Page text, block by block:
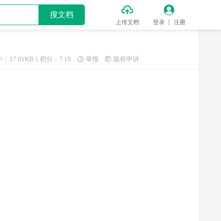
搜文档 
上传文档

登录 注册
：27.01KB 积分：7.19  举报  版权申诉